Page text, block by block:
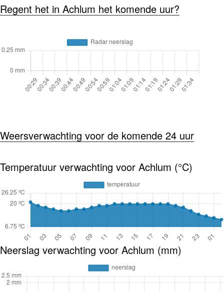
Regent het in Achlum het komende uur?
Weersverwachting voor de komende 24 uur
Temperatuur verwachting voor Achlum (°C)
Neerslag verwachting voor Achlum (mm)